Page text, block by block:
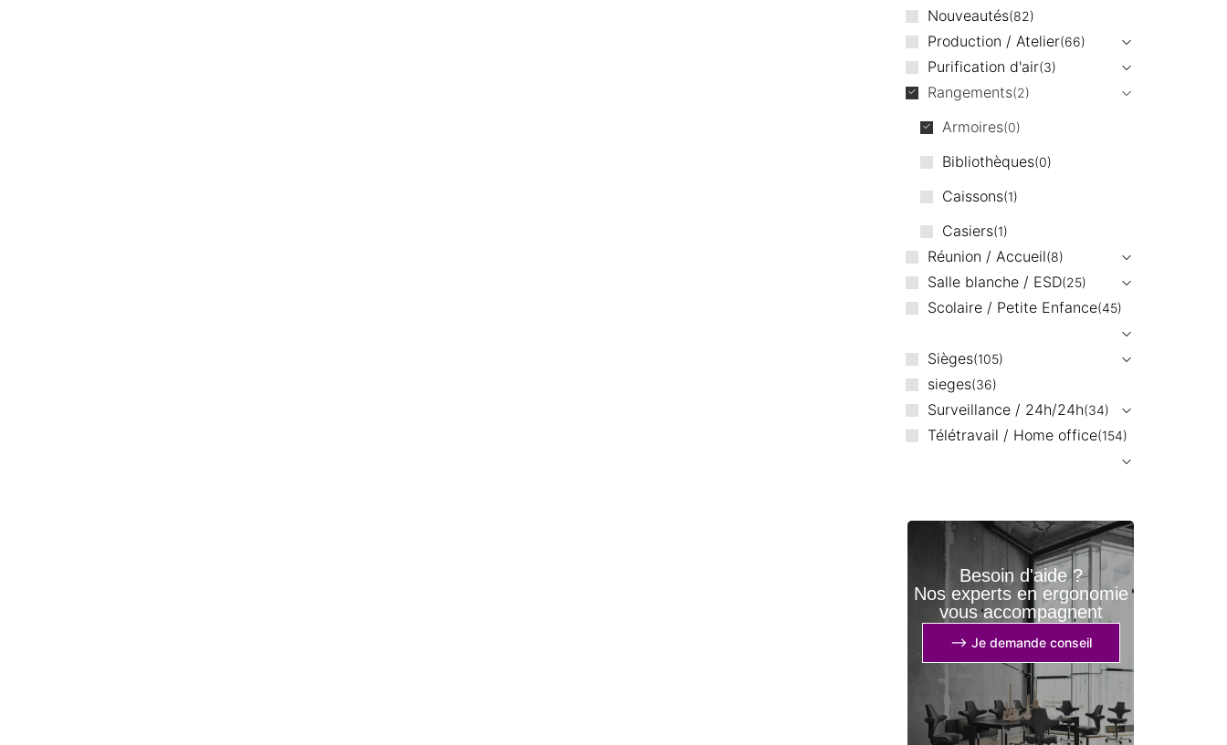
Nouveautés 82
Production / Atelier 66
Purification d'air 3
Rangements 2
Armoires 0
Bibliothèques 0
Caissons 1
Casiers 1
Réunion / Accueil 8
Salle blanche / ESD 25
Scolaire / Petite Enfance 45
Sièges 105
sieges 36
Surveillance / 24h/24h 34
Télétravail / Home office 154
Besoin d'aide ?
Nos experts en ergonomie
vous accompagnent
⟶ Je demande conseil